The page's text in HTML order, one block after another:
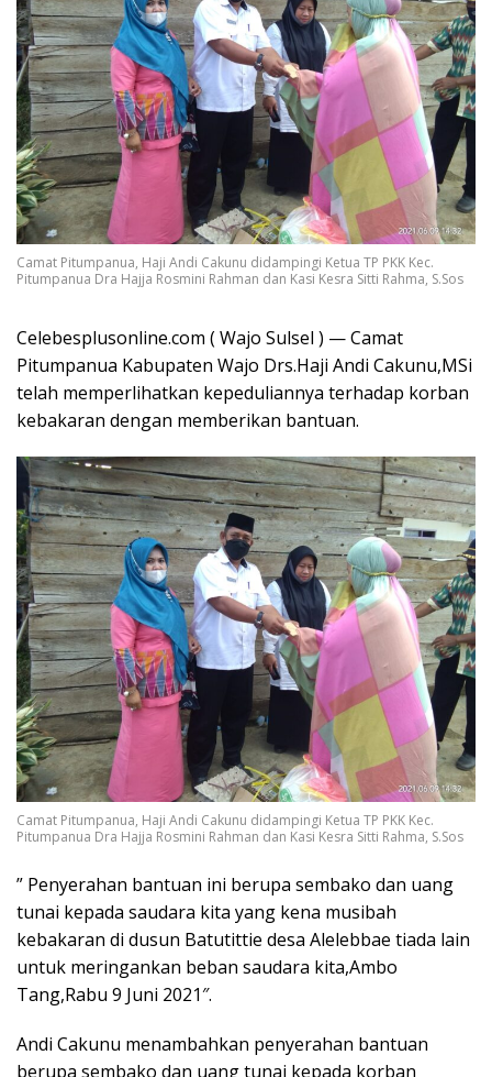
Camat Pitumpanua, Haji Andi Cakunu didampingi Ketua TP PKK Kec.
Pitumpanua Dra Hajja Rosmini Rahman dan Kasi Kesra Sitti Rahma, S.Sos
Celebesplusonline.com ( Wajo Sulsel ) — Camat
Pitumpanua Kabupaten Wajo Drs.Haji Andi Cakunu,MSi
telah memperlihatkan kepeduliannya terhadap korban
kebakaran dengan memberikan bantuan.
Camat Pitumpanua, Haji Andi Cakunu didampingi Ketua TP PKK Kec.
Pitumpanua Dra Hajja Rosmini Rahman dan Kasi Kesra Sitti Rahma, S.Sos
” Penyerahan bantuan ini berupa sembako dan uang
tunai kepada saudara kita yang kena musibah
kebakaran di dusun Batutittie desa Alelebbae tiada lain
untuk meringankan beban saudara kita,Ambo
Tang,Rabu 9 Juni 2021″.
Andi Cakunu menambahkan penyerahan bantuan
berupa sembako dan uang tunai kepada korban